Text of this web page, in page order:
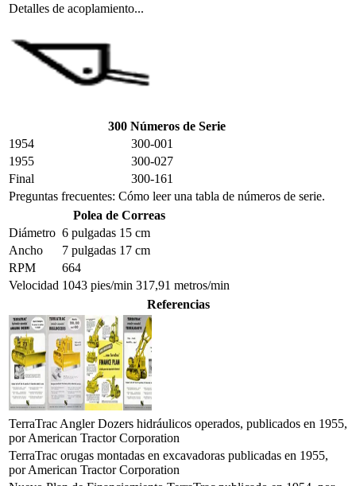
Detalles de acoplamiento...
300 Números de Serie
1954
300-001
1955
300-027
Final
300-161
Preguntas frecuentes: Cómo leer una tabla de números de serie.
Polea de Correas
Diámetro 6 pulgadas 15 cm
Ancho
7 pulgadas 17 cm
RPM
664
Velocidad 1043 pies/min 317,91 metros/min
Referencias
TerraTrac Angler Dozers hidráulicos operados, publicados en 1955,
por American Tractor Corporation
TerraTrac orugas montadas en excavadoras publicadas en 1955,
por American Tractor Corporation